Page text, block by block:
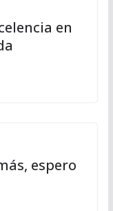
en
espero